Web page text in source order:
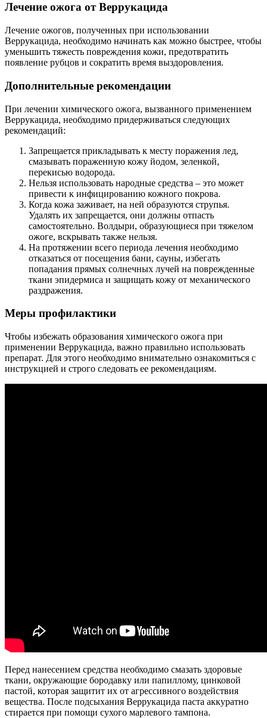
Лечение ожога от Веррукацида
Лечение ожогов, полученных при использовании
Веррукацида, необходимо начинать как можно быстрее, чтобы
уменьшить тяжесть повреждения кожи, предотвратить
появление рубцов и сократить время выздоровления.
Дополнительные рекомендации
При лечении химического ожога, вызванного применением
Веррукацида, необходимо придерживаться следующих
рекомендаций:
Запрещается прикладывать к месту поражения лед,
смазывать пораженную кожу йодом, зеленкой,
перекисью водорода.
Нельзя использовать народные средства – это может
привести к инфицированию кожного покрова.
Когда кожа заживает, на ней образуются струпья.
Удалять их запрещается, они должны отпасть
самостоятельно. Волдыри, образующиеся при тяжелом
ожоге, вскрывать также нельзя.
На протяжении всего периода лечения необходимо
отказаться от посещения бани, сауны, избегать
попадания прямых солнечных лучей на поврежденные
ткани эпидермиса и защищать кожу от механического
раздражения.
Меры профилактики
Чтобы избежать образования химического ожога при
применении Веррукацида, важно правильно использовать
препарат. Для этого необходимо внимательно ознакомиться с
инструкцией и строго следовать ее рекомендациям.
Перед нанесением средства необходимо смазать здоровые
ткани, окружающие бородавку или папиллому, цинковой
пастой, которая защитит их от агрессивного воздействия
вещества. После подсыхания Веррукацида паста аккуратно
стирается при помощи сухого марлевого тампона.